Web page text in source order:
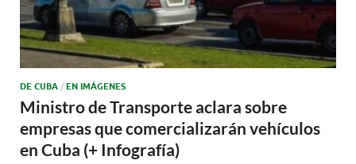
DE CUBA / EN IMÁGENES
Ministro de Transporte aclara sobre
empresas que comercializarán vehículos
en Cuba (+ Infografía)